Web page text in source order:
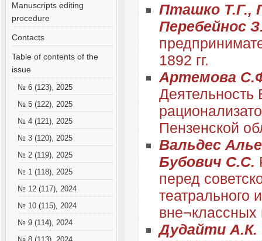
Manuscripts editing
procedure
Contacts
Table of contents of the
issue
№ 6 (123), 2025
№ 5 (122), 2025
№ 4 (121), 2025
№ 3 (120), 2025
№ 2 (119), 2025
№ 1 (118), 2025
№ 12 (117), 2024
№ 10 (115), 2024
№ 9 (114), 2024
Пташко Т.Г.,
Перебейнос
1892 гг.
Артемова
Деятельность
Пензенской
Вальдес
Бубович С.С.
перед
театрального
Дудайти А.К.